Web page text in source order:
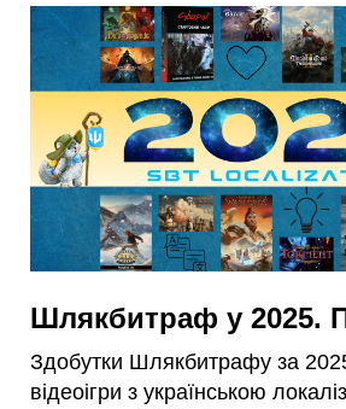
Шлякбитраф у 2025.
Здобутки Шлякбитрафу за 2025
відеоігри з українською